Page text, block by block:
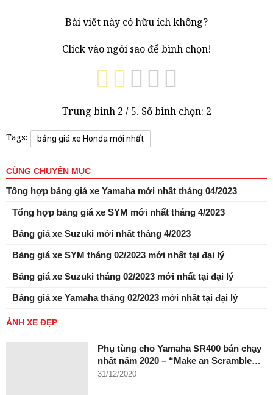
Bài viết này có hữu ích không?
Click vào ngôi sao để bình chọn!
Trung bình 2 / 5. Số bình chọn: 2
Tags: bảng giá xe Honda mới nhất
CÙNG CHUYÊN MỤC
Tổng hợp bảng giá xe Yamaha mới nhất tháng 04/2023
Tổng hợp bảng giá xe SYM mới nhất tháng 4/2023
Bảng giá xe Suzuki mới nhất tháng 4/2023
Bảng giá xe SYM tháng 02/2023 mới nhất tại đại lý
Bảng giá xe Suzuki tháng 02/2023 mới nhất tại đại lý
Bảng giá xe Yamaha tháng 02/2023 mới nhất tại đại lý
ẢNH XE ĐẸP
Phụ tùng cho Yamaha SR400 bán chạy
nhất năm 2020 – “Make an Scramble…
31/12/2020